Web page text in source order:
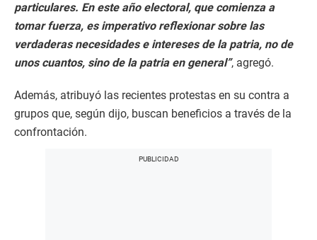
particulares. En este año electoral, que comienza a
tomar fuerza, es imperativo reflexionar sobre las
verdaderas necesidades e intereses de la patria, no de
unos cuantos, sino de la patria en general”, agregó.
Además, atribuyó las recientes protestas en su contra a
grupos que, según dijo, buscan beneficios a través de la
confrontación.